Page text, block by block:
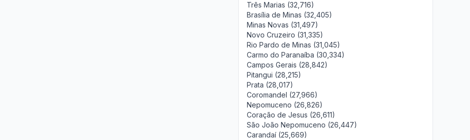
Três Marias (32,716)
Brasília de Minas (32,405)
Minas Novas (31,497)
Novo Cruzeiro (31,335)
Rio Pardo de Minas (31,045)
Carmo do Paranaíba (30,334)
Campos Gerais (28,842)
Pitangui (28,215)
Prata (28,017)
Coromandel (27,966)
Nepomuceno (26,826)
Coração de Jesus (26,611)
São João Nepomuceno (26,447)
Carandaí (25,669)